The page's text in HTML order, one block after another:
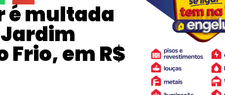
é multada
Frio, em R$